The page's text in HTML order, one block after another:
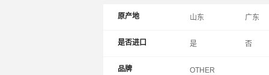
原产地 山东 广东
是否进口 是 否
品牌 OTHER